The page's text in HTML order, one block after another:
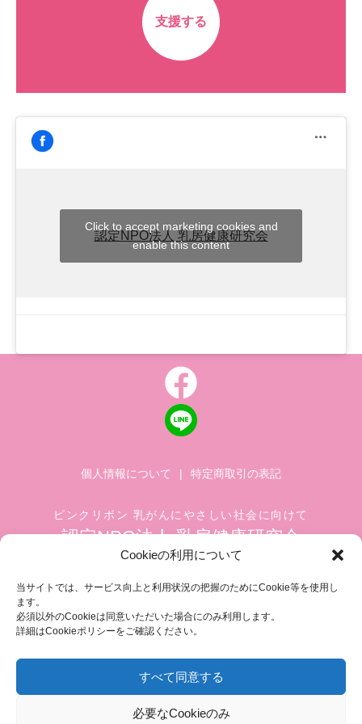
Cookieの利用について
当サイトでは、サービス向上と利用状況の把握のためにCookie等を使用し
ます。
必須以外のCookieは同意いただいた場合にのみ利用します。
詳細はCookieポリシーをご確認ください。
すべて同意する
必要なCookieのみ
支援する
認定NPO法人 乳房健康研究会
Click to accept marketing cookies and
enable this content
個人情報について | 特定商取引の表記
ピンクリボン 乳がんにやさしい社会に向けて
認定NPO法人 乳房健康研究会
築地ホワイトビル 1002
FAX.03-3545-6545
info@breastcare.jp
COPYRIGHT (C) 2019 JAPAN SOCIETY OF BREAST HEALTH, ALL RIGHT RESERVED